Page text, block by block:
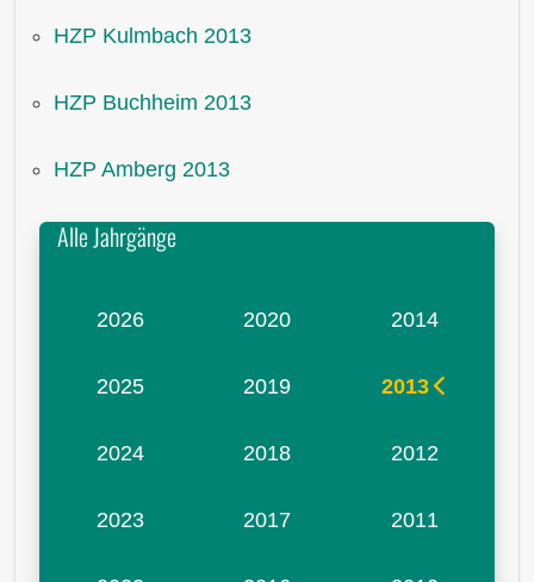
HZP Kulmbach 2013
HZP Buchheim 2013
HZP Amberg 2013
Alle Jahrgänge
2026
2025
2024
2023
2020
2019
2018
2017
2014
2013
2012
2011